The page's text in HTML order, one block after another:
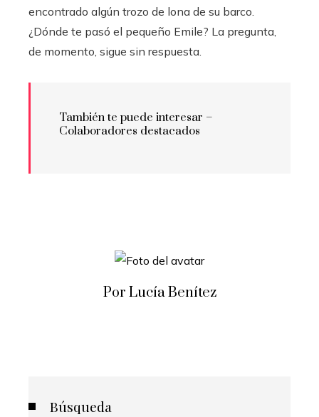
encontrado algún trozo de lona de su barco.
¿Dónde te pasó el pequeño Emile? La pregunta,
de momento, sigue sin respuesta.
También te puede interesar –
Colaboradores destacados
Por Lucía Benítez
Búsqueda